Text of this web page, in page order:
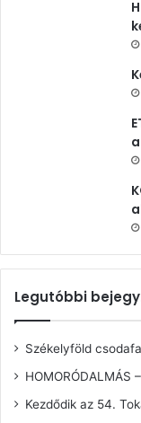
Legutóbbi
Székelyföld
HOMORÓDALMÁS
Kezdődik az 54.